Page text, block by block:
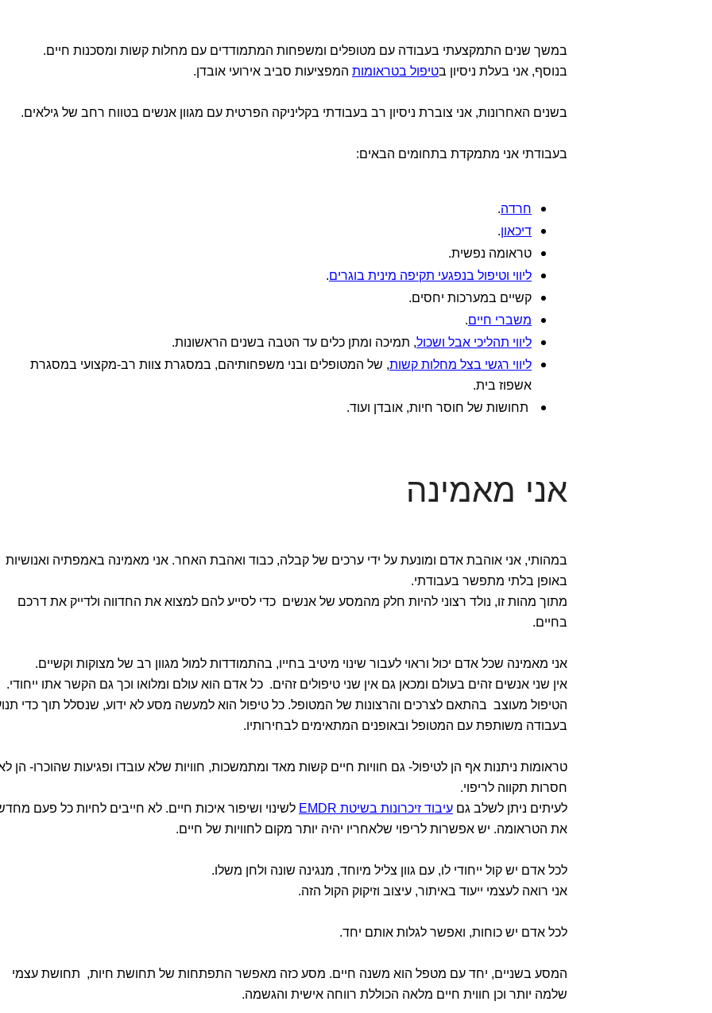
במשך שנים התמקצעתי בעבודה עם מטופלים ומשפחות המתמודדים עם מחלות קשות ומסכנות חיים.
בנוסף, אני בעלת ניסיון בטיפול בטראומות המפציעות סביב אירועי אובדן.
בשנים האחרונות, אני צוברת ניסיון רב בעבודתי בקליניקה הפרטית עם מגוון אנשים בטווח רחב של גילאים.
בעבודתי אני מתמקדת בתחומים הבאים:
חרדה.
דיכאון.
טראומה נפשית.
ליווי וטיפול בנפגעי תקיפה מינית בוגרים.
קשיים במערכות יחסים.
משברי חיים.
ליווי תהליכי אבל ושכול, תמיכה ומתן כלים עד הטבה בשנים הראשונות.
ליווי רגשי בצל מחלות קשות, של המטופלים ובני משפחותיהם, במסגרת צוות רב-מקצועי במסגרת
אשפוז בית.
תחושות של חוסר חיות, אובדן ועוד.
אני מאמינה
במהותי, אני אוהבת אדם ומונעת על ידי ערכים של קבלה, כבוד ואהבת האחר. אני מאמינה באמפתיה ואנושיות
באופן בלתי מתפשר בעבודתי.
מתוך מהות זו, נולד רצוני להיות חלק מהמסע של אנשים כדי לסייע להם למצוא את החדווה ולדייק את דרכם
בחיים.
אני מאמינה שכל אדם יכול וראוי לעבור שינוי מיטיב בחייו, בהתמודדות למול מגוון רב של מצוקות וקשיים.
אין שני אנשים זהים בעולם ומכאן גם אין שני טיפולים זהים. כל אדם הוא עולם ומלואו וכך גם הקשר אתו ייחודי.
הטיפול מעוצב בהתאם לצרכים והרצונות של המטופל. כל טיפול הוא למעשה מסע לא ידוע, שנסלל תוך כדי
בעבודה משותפת עם המטופל ובאופנים המתאימים לבחירותיו.
טראומות ניתנות אף הן לטיפול- גם חוויות חיים קשות מאד ומתמשכות, חוויות שלא עובדו ופגיעות שהוכרו- הן
חסרות תקווה לריפוי.
לעיתים ניתן לשלב גם עיבוד זיכרונות בשיטת EMDR
לשינוי ושיפור איכות חיים. לא חייבים לחיות כל פעם
את הטראומה. יש אפשרות לריפוי שלאחריו יהיה יותר מקום לחוויות של חיים.
לכל אדם יש קול ייחודי לו, עם גוון צליל מיוחד, מנגינה שונה ולחן משלו.
אני רואה לעצמי ייעוד באיתור, עיצוב וזיקוק הקול הזה.
לכל אדם יש כוחות, ואפשר לגלות אותם יחד.
המסע בשניים, יחד עם מטפל הוא משנה חיים. מסע כזה מאפשר התפתחות של תחושת חיות, תחושת עצמי
שלמה יותר וכן חווית חיים מלאה הכוללת רווחה אישית והגשמה.